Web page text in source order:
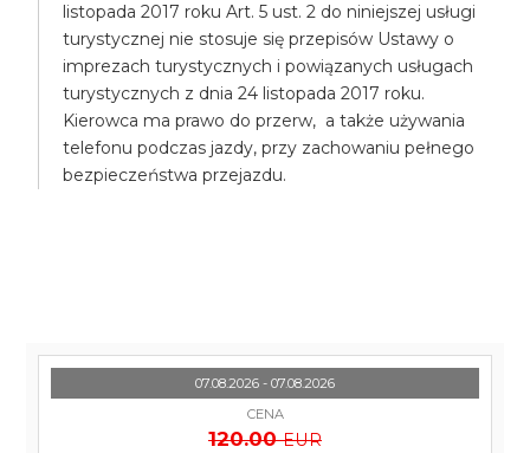
listopada 2017 roku Art. 5 ust. 2 do niniejszej usługi
turystycznej nie stosuje się przepisów Ustawy o
imprezach turystycznych i powiązanych usługach
turystycznych z dnia 24 listopada 2017 roku.
Kierowca ma prawo do przerw, a także używania
telefonu podczas jazdy, przy zachowaniu pełnego
bezpieczeństwa przejazdu.
07.08.2026 - 07.08.2026
CENA
120.00 EUR